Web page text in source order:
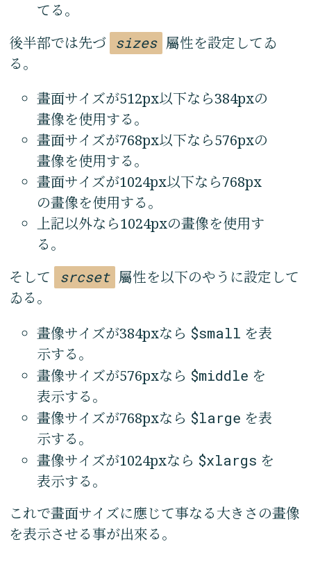
てる。
後半部では先づ sizes 屬性を設定してゐ
る。
畫面サイズが512px以下なら384pxの
畫像を使用する。
畫面サイズが768px以下なら576pxの
畫像を使用する。
畫面サイズが1024px以下なら768px
の畫像を使用する。
上記以外なら1024pxの畫像を使用す
る。
そして
srcset 屬性を以下のやうに設定して
ゐる。
畫像サイズが384pxなら $small を表
示する。
畫像サイズが576pxなら $middle を
表示する。
畫像サイズが768pxなら $large を表
示する。
畫像サイズが1024pxなら $xlargs を
表示する。
これで畫面サイズに應じて事なる大きさの畫像
を表示させる事が出來る。